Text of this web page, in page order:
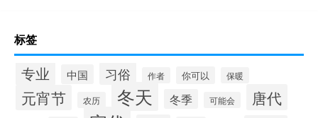
标签
专业 中国 习俗 作者 你可以 保暖
元宵节 农历 冬天 冬季 可能会 唐代